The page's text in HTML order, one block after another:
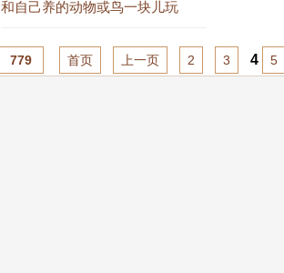
和自己养的动物或鸟一块儿玩
779 首页 上一页 2 3 4 5